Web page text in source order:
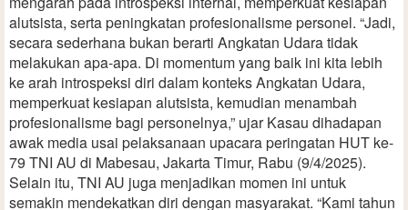
alutsista, serta peningkatan profesionalisme personel. “Jadi,
secara sederhana bukan berarti Angkatan Udara tidak
melakukan apa-apa. Di momentum yang baik ini kita lebih
ke arah introspeksi diri dalam konteks Angkatan Udara,
memperkuat kesiapan alutsista, kemudian menambah
profesionalisme bagi personelnya,” ujar Kasau dihadapan
awak media usai pelaksanaan upacara peringatan HUT ke-
79 TNI AU di Mabesau, Jakarta Timur, Rabu (9/4/2025).
Selain itu, TNI AU juga menjadikan momen ini untuk
semakin mendekatkan diri dengan masyarakat. “Kami tahun